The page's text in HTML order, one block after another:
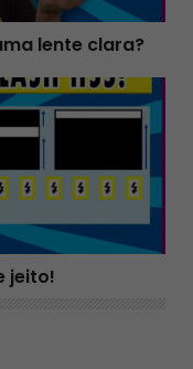
lente clara?
jeito!